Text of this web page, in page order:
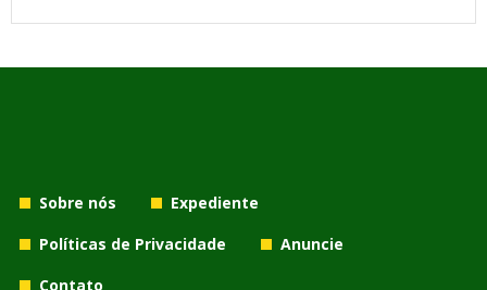
Sobre nós
Expediente
Políticas de Privacidade
Anuncie
Contato